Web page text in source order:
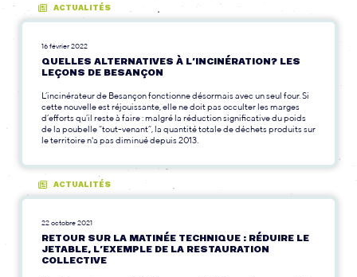
ACTUALITÉS
16 février 2022
QUELLES ALTERNATIVES À L’INCINÉRATION? LES
LEÇONS DE BESANÇON
L’incinérateur de Besançon fonctionne désormais avec un seul four. Si
cette nouvelle est réjouissante, elle ne doit pas occulter les marges
d’efforts qu’il reste à faire : malgré la réduction significative du poids
de la poubelle “tout-venant”, la quantité totale de déchets produits sur
le territoire n'a pas diminué depuis 2013.
ACTUALITÉS
22 octobre 2021
RETOUR SUR LA MATINÉE TECHNIQUE : RÉDUIRE LE
JETABLE, L’EXEMPLE DE LA RESTAURATION
COLLECTIVE